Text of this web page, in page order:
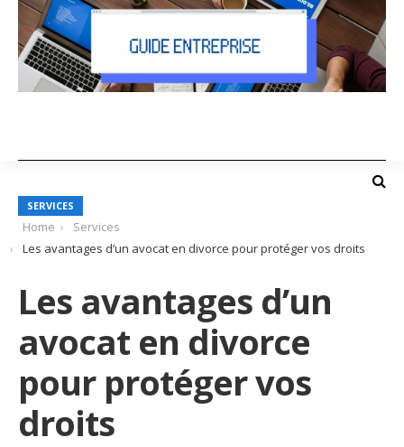
SERVICES
Home
Services
Les avantages d’un avocat en divorce pour protéger vos droits
Les avantages d’un
avocat en divorce
pour protéger vos
droits